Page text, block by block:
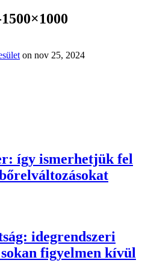
on nov 25, 2024
így ismerhetjük fel
idegrendszeri
figyelmen kívül